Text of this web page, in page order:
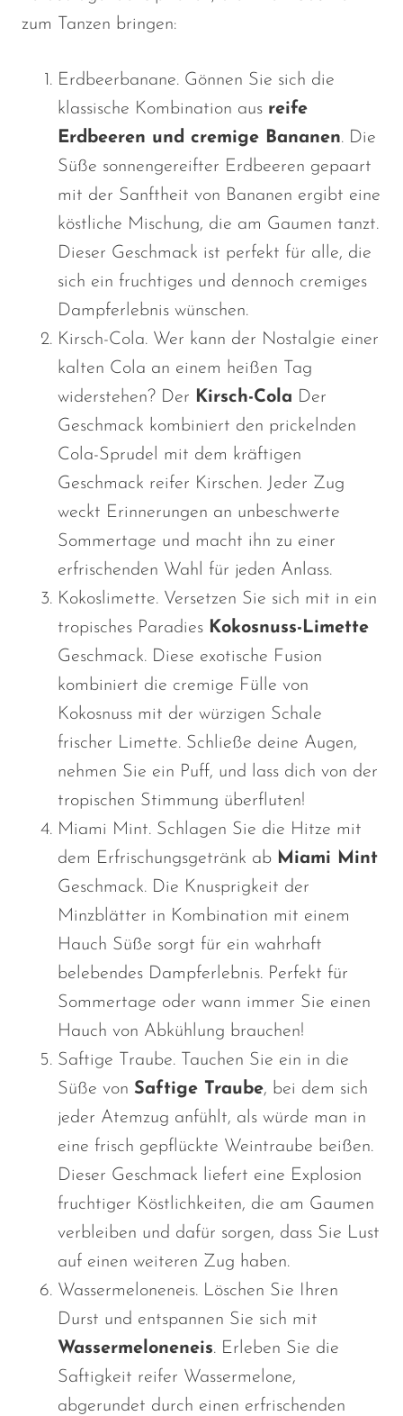
zum Tanzen bringen:
Erdbeerbanane. Gönnen Sie sich die
klassische Kombination aus reife
Erdbeeren und cremige Bananen. Die
Süße sonnengereifter Erdbeeren gepaart
mit der Sanftheit von Bananen ergibt eine
köstliche Mischung, die am Gaumen tanzt.
Dieser Geschmack ist perfekt für alle, die
sich ein fruchtiges und dennoch cremiges
Dampferlebnis wünschen.
Kirsch-Cola. Wer kann der Nostalgie einer
kalten Cola an einem heißen Tag
widerstehen? Der Kirsch-Cola Der
Geschmack kombiniert den prickelnden
Cola-Sprudel mit dem kräftigen
Geschmack reifer Kirschen. Jeder Zug
weckt Erinnerungen an unbeschwerte
Sommertage und macht ihn zu einer
erfrischenden Wahl für jeden Anlass.
Kokoslimette. Versetzen Sie sich mit in ein
tropisches Paradies Kokosnuss-Limette
Geschmack. Diese exotische Fusion
kombiniert die cremige Fülle von
Kokosnuss mit der würzigen Schale
frischer Limette. Schließe deine Augen,
nehmen Sie ein Puff, und lass dich von der
tropischen Stimmung überfluten!
Miami Mint. Schlagen Sie die Hitze mit
dem Erfrischungsgetränk ab Miami Mint
Geschmack. Die Knusprigkeit der
Minzblätter in Kombination mit einem
Hauch Süße sorgt für ein wahrhaft
belebendes Dampferlebnis. Perfekt für
Sommertage oder wann immer Sie einen
Hauch von Abkühlung brauchen!
Saftige Traube. Tauchen Sie ein in die
Süße von Saftige Traube, bei dem sich
jeder Atemzug anfühlt, als würde man in
eine frisch gepflückte Weintraube beißen.
Dieser Geschmack liefert eine Explosion
fruchtiger Köstlichkeiten, die am Gaumen
verbleiben und dafür sorgen, dass Sie Lust
auf einen weiteren Zug haben.
Wassermeloneneis. Löschen Sie Ihren
Durst und entspannen Sie sich mit
Wassermeloneneis. Erleben Sie die
Saftigkeit reifer Wassermelone,
abgerundet durch einen erfrischenden